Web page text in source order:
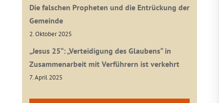
Die falschen Propheten und die Entrückung der
Gemeinde
2. Oktober 2025
„Jesus 25“: „Verteidigung des Glaubens“ in
Zusammenarbeit mit Verführern ist verkehrt
7. April 2025